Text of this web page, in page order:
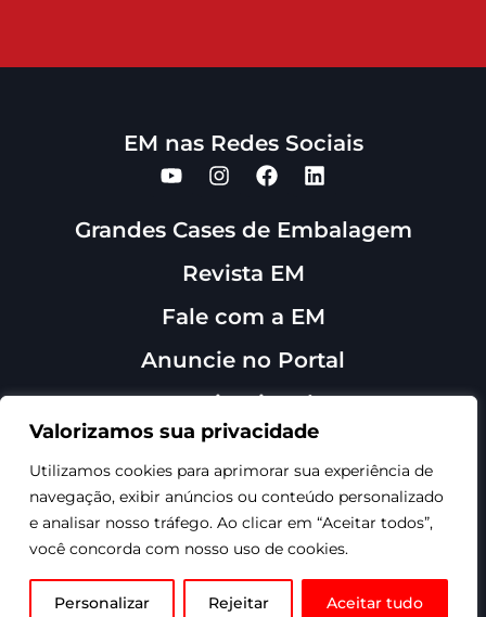
Valorizamos sua privacidade
Utilizamos cookies para aprimorar sua experiência de
navegação, exibir anúncios ou conteúdo personalizado
e analisar nosso tráfego. Ao clicar em “Aceitar todos”,
você concorda com nosso uso de cookies.
Personalizar Rejeitar Aceitar tudo
EM nas Redes Sociais
Grandes Cases de Embalagem
Revista EM
Fale com a EM
Anuncie no Portal
Institucional
Sobre Nós
©1999-2026 - Revista
EmbalagemMarca - Todos os
Site produzido por TRMKT.